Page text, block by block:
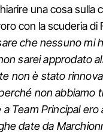
una cosa sulla
con la scuderia di
che nessuno mi
sarei approdato
non è stato
non abbiamo
Team Principal
date da